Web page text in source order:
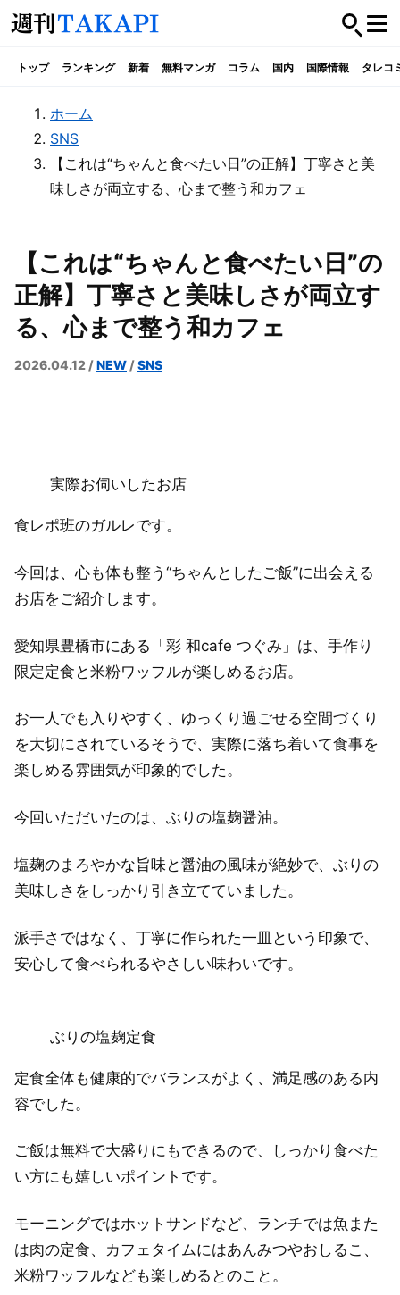
トップ ランキング 新着 無料マンガ コラム 国内 国際情報 タレコ
ホーム
SNS
【これは“ちゃんと食べたい日”の正解】丁寧さと美
味しさが両立する、心まで整う和カフェ
【これは“ちゃんと食べたい日”の
正解】丁寧さと美味しさが両立す
る、心まで整う和カフェ
2026.04.12 /NEW /SNS
実際お伺いしたお店
食レポ班のガルレです。
今回は、心も体も整う“ちゃんとしたご飯”に出会える
お店をご紹介します。
愛知県豊橋市にある「彩 和cafe つぐみ」は、手作り
限定定食と米粉ワッフルが楽しめるお店。
お一人でも入りやすく、ゆっくり過ごせる空間づくり
を大切にされているそうで、実際に落ち着いて食事を
楽しめる雰囲気が印象的でした。
今回いただいたのは、ぶりの塩麹醤油。
塩麹のまろやかな旨味と醤油の風味が絶妙で、ぶりの
美味しさをしっかり引き立てていました。
派手さではなく、丁寧に作られた一皿という印象で、
安心して食べられるやさしい味わいです。
ぶりの塩麹定食
定食全体も健康的でバランスがよく、満足感のある内
容でした。
ご飯は無料で大盛りにもできるので、しっかり食べた
い方にも嬉しいポイントです。
モーニングではホットサンドなど、ランチでは魚また
は肉の定食、カフェタイムにはあんみつやおしるこ、
米粉ワッフルなども楽しめるとのこと。